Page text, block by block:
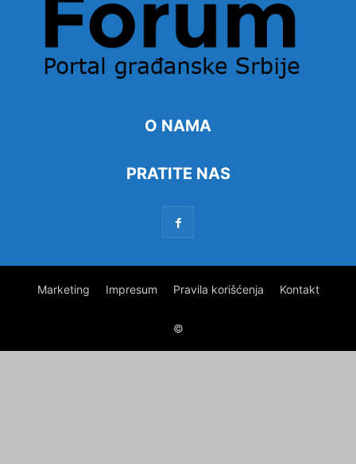
O NAMA
PRATITE NAS
Marketing Impresum Pravila korišćenja Kontakt
©